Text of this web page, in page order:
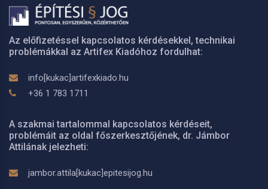
Az előfizetéssel kapcsolatos kérdésekkel, technikai
problémákkal az Artifex Kiadóhoz fordulhat:
info[kukac]artifexkiado.hu
+36 1 783 1711
A szakmai tartalommal kapcsolatos kérdéseit,
problémáit az oldal főszerkesztőjének, dr. Jámbor
Attilának jelezheti:
jambor.attila[kukac]epitesijog.hu